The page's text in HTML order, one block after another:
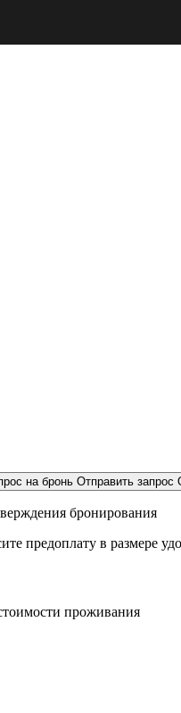
на бронь Отправить запрос
бронирования
предоплату в размере
проживания